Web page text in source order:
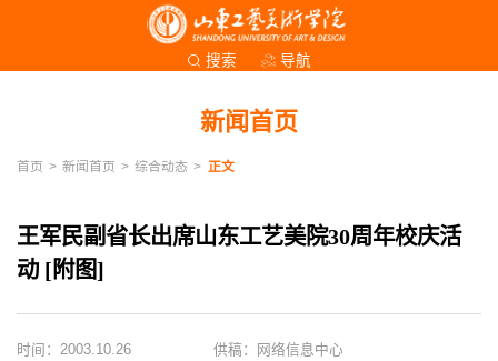
搜索 导航
新闻首页
首页 > 新闻首页 > 综合动态 > 正文
王军民副省长出席山东工艺美院30周年校庆活
动 [附图]
时间：2003.10.26
供稿：网络信息中心